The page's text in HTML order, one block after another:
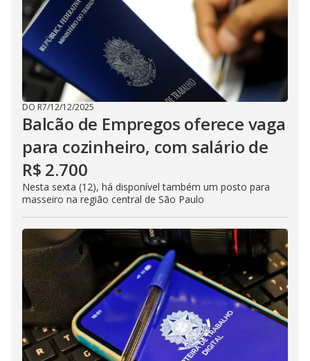
DO R7/12/12/2025
Balcão de Empregos oferece vaga
para cozinheiro, com salário de
R$ 2.700
Nesta sexta (12), há disponível também um posto para
masseiro na região central de São Paulo